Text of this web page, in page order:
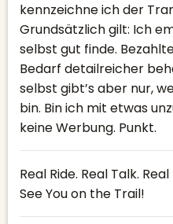
kennzeichne ich der
Grundsätzlich gilt: Ich
selbst gut finde.
Bedarf detailreicher
selbst gibt’s aber nur,
bin. Bin ich mit etwas
keine Werbung. Punkt.
Real Ride. Real Talk. Real
See You on the Trail!